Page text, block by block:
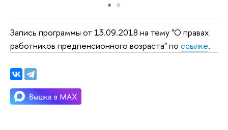
Запись программы от 13.09.2018 на тему "О правах
работников предпенсионного возраста" по ссылке.